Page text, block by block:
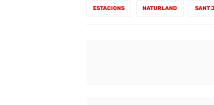
ESTACIONS NATURLAND SANT